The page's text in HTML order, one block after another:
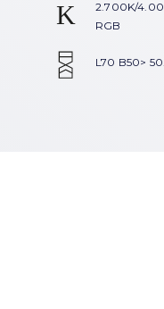
2.700K/
RGB
L70 B50>